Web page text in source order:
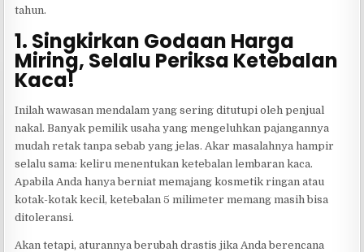
tahun.
1. Singkirkan Godaan Harga
Miring, Selalu Periksa Ketebalan
Kaca!
Inilah wawasan mendalam yang sering ditutupi oleh penjual
nakal. Banyak pemilik usaha yang mengeluhkan pajangannya
mudah retak tanpa sebab yang jelas. Akar masalahnya hampir
selalu sama: keliru menentukan ketebalan lembaran kaca.
Apabila Anda hanya berniat memajang kosmetik ringan atau
kotak-kotak kecil, ketebalan 5 milimeter memang masih bisa
ditoleransi.
Akan tetapi, aturannya berubah drastis jika Anda berencana